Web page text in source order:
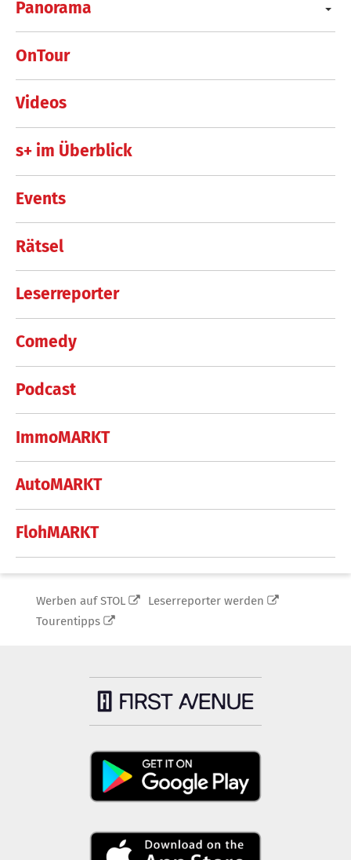
Panorama
OnTour
Videos
s+ im Überblick
Events
Rätsel
Leserreporter
Comedy
Podcast
ImmoMARKT
AutoMARKT
FlohMARKT
Werben auf STOL
Leserreporter werden
Tourentipps